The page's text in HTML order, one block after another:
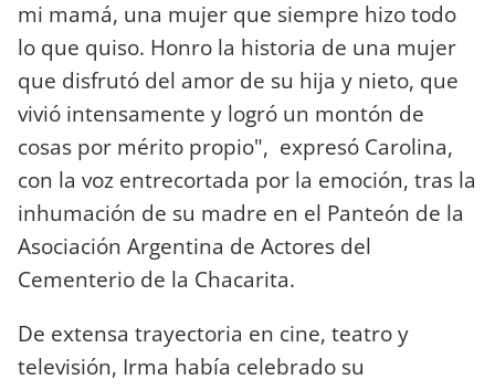
mi mamá, una mujer que siempre hizo todo
lo que quiso. Honro la historia de una mujer
que disfrutó del amor de su hija y nieto, que
vivió intensamente y logró un montón de
cosas por mérito propio", expresó Carolina,
con la voz entrecortada por la emoción, tras la
inhumación de su madre en el Panteón de la
Asociación Argentina de Actores del
Cementerio de la Chacarita.
De extensa trayectoria en cine, teatro y
televisión, Irma había celebrado su